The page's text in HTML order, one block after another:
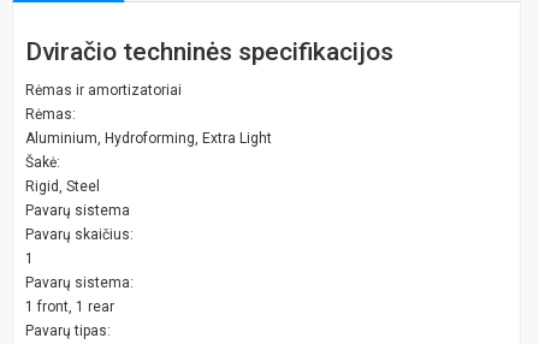
Dviračio techninės specifikacijos
Rėmas ir amortizatoriai
Rėmas:
Aluminium, Hydroforming, Extra Light
Šakė:
Rigid, Steel
Pavarų sistema
Pavarų skaičius:
1
Pavarų sistema:
1 front, 1 rear
Pavarų tipas: